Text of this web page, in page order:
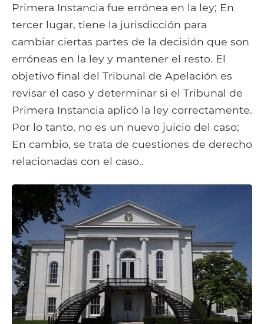
Primera Instancia fue errónea en la ley; En
tercer lugar, tiene la jurisdicción para
cambiar ciertas partes de la decisión que son
erróneas en la ley y mantener el resto. El
objetivo final del Tribunal de Apelación es
revisar el caso y determinar si el Tribunal de
Primera Instancia aplicó la ley correctamente.
Por lo tanto, no es un nuevo juicio del caso;
En cambio, se trata de cuestiones de derecho
relacionadas con el caso..